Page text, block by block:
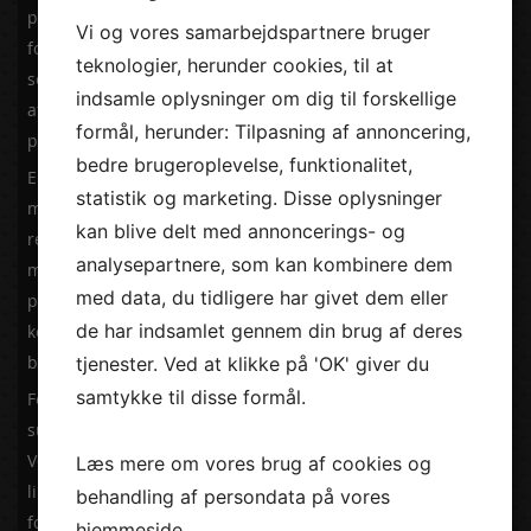
problemer eller ubalancer i dine fødder. Herefter vil
fodterapeuten anvende forskellige behandlingsmetoder
som f.eks. fodmassage, fjernelse af hård hud og korrektion
af negle. Du kan også få rådgivning om forebyggelse og
pleje af dine fødder derhjemme.
En fodterapeut i Hellerup kan være en stor lettelse for
mange mennesker, der lider af fodproblemer. Ved at få
regelmæssig fodterapi kan du forbedre din fodhelse og
mindske risikoen for komplikationer. Så hvis du oplever
problemer med dine fødder, kan det være en god idé at
kontakte en fodterapeut i Hellerup for at få den rette
behandling og pleje.
Fodterapi er en vigtig del af den overordnede
sundhedspleje, da fødderne er fundamentet for vores krop.
Ved at tage sig af dine fødder kan du forbedre din gang,
lindre smerter og øge din generelle livskvalitet. En
fodterapeut i Hellerup kan hjælpe dig med at opnå dette
Vi og vores samarbejdspartnere bruger
teknologier, herunder cookies, til at
indsamle oplysninger om dig til forskellige
formål, herunder: Tilpasning af annoncering,
bedre brugeroplevelse, funktionalitet,
statistik og marketing. Disse oplysninger
kan blive delt med annoncerings- og
analysepartnere, som kan kombinere dem
med data, du tidligere har givet dem eller
de har indsamlet gennem din brug af deres
tjenester. Ved at klikke på 'OK' giver du
samtykke til disse formål.
Læs mere om vores brug af cookies og
behandling af persondata på vores